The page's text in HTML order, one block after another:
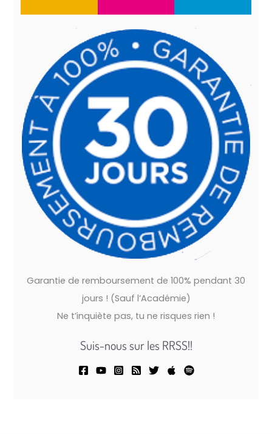
Garantie de remboursement de 100% pendant 30
jours ! (Sauf l’Académie)
Ne t’inquiète pas, tu ne risques rien !
Suis-nous sur les RRSS!!